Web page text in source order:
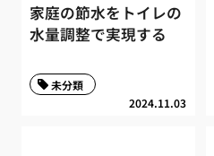
家庭の節水をトイレの
水量調整で実現する
2024.11.03
未分類